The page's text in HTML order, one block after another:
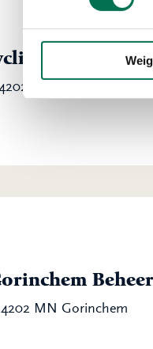
B.V.
MS Gorinchem
MN Gorinchem